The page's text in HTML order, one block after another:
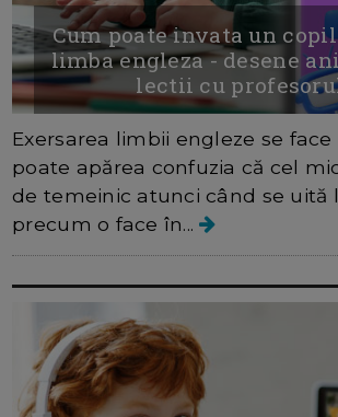
Cum poate invata un
limba engleza - desene
lectii cu
Exersarea limbii engleze se
poate apărea confuzia că cel
de temeinic atunci când se uită
precum o face în...